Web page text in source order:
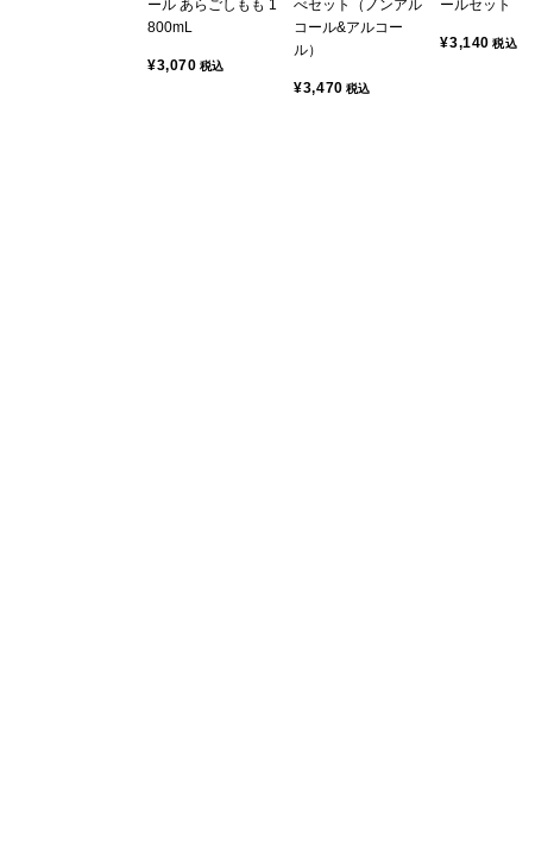
ール あらごしもも 1
800mL
¥3,070 税込
べセット（ノンアル
コール&アルコー
ル）
¥3,470 税込
ールセット
¥3,140 税込